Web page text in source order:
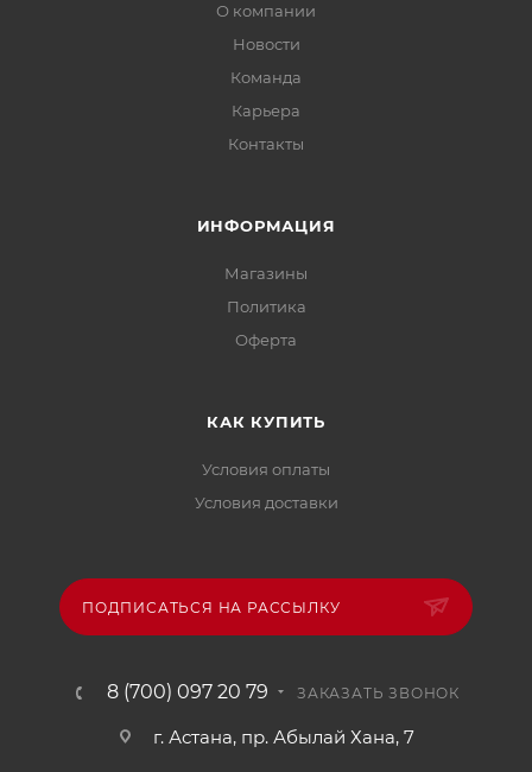
О компании
Новости
Команда
Карьера
Контакты
ИНФОРМАЦИЯ
Магазины
Политика
Офертa
КАК КУПИТЬ
Условия оплаты
Условия доставки
ПОДПИСАТЬСЯ НА РАССЫЛКУ
8 (700) 097 20 79 ЗАКАЗАТЬ ЗВОНОК
г. Астана, пр. Абылай Хана, 7